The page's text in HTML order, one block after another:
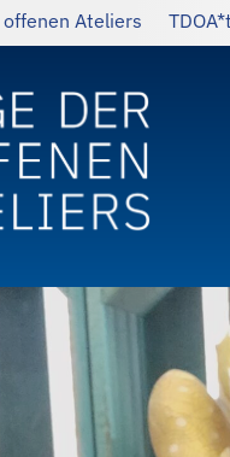
offenen Ateliers